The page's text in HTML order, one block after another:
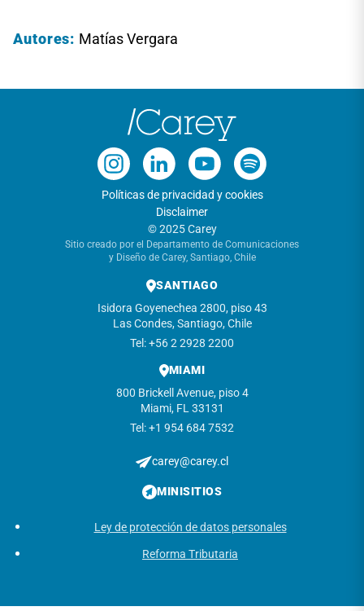
Autores: Matías Vergara
Políticas de privacidad y cookies
Disclaimer
© 2025 Carey
Sitio creado por el Departamento de Comunicaciones
y Diseño de Carey, Santiago, Chile
SANTIAGO
Isidora Goyenechea 2800, piso 43
Las Condes, Santiago, Chile
Tel: +56 2 2928 2200
MIAMI
800 Brickell Avenue, piso 4
Miami, FL 33131
Tel: +1 954 684 7532
carey@carey.cl
MINISITIOS
Ley de protección de datos personales
Reforma Tributaria